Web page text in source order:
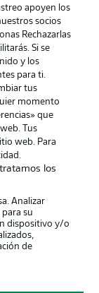
de privacidad
de uso
apoyen los
socios
Rechazarlas
Si se
y los
para ti.
tus
momento
que
Tus
web. Para
los
Analizar
su
dispositivo y/o
de